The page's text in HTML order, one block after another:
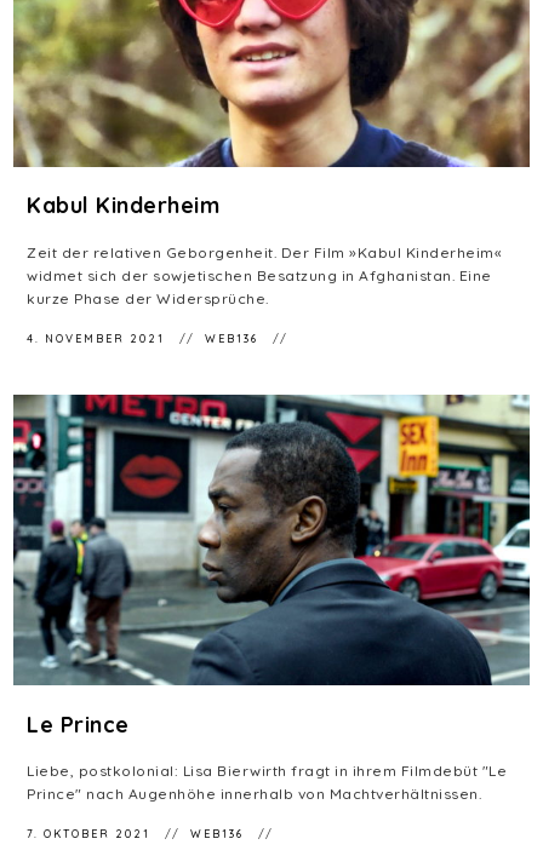
Kabul Kinderheim
Zeit der relativen Geborgenheit. Der Film »Kabul Kinderheim«
widmet sich der sowjetischen Besatzung in Afghanistan. Eine
kurze Phase der Widersprüche.
4. NOVEMBER 2021 WEB136
Le Prince
Liebe, postkolonial: Lisa Bierwirth fragt in ihrem Filmdebüt "Le
Prince" nach Augenhöhe innerhalb von Machtverhältnissen.
7. OKTOBER 2021 WEB136